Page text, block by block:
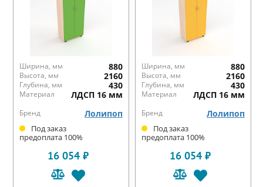
Ширина, мм 880
Высота, мм 2160
Глубина, мм 430
Материал ЛДСП 16 мм
Бренд Лолипоп
Под заказ
предоплата 100%
16 054 ₽
Ширина, мм 880
Высота, мм 2160
Глубина, мм 430
Материал ЛДСП 16 мм
Бренд Лолипоп
Под заказ
предоплата 100%
16 054 ₽